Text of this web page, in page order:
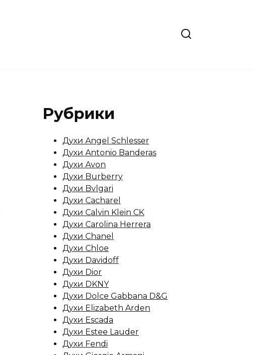
Рубрики
Духи Angel Schlesser
Духи Antonio Banderas
Духи Avon
Духи Burberry
Духи Bvlgari
Духи Cacharel
Духи Calvin Klein CK
Духи Carolina Herrera
Духи Chanel
Духи Chloe
Духи Davidoff
Духи Dior
Духи DKNY
Духи Dolce Gabbana D&G
Духи Elizabeth Arden
Духи Escada
Духи Estee Lauder
Духи Fendi